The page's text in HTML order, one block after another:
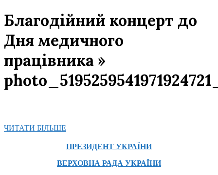
Благодійний концерт до
Дня медичного
працівника »
ЧИТАТИ БІЛЬШЕ
ПРЕЗИДЕНТ УКРАЇНИ
ВЕРХОВНА РАДА УКРАЇНИ